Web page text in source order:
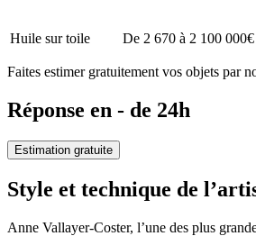
Huile sur toile De 2 670 à 2 100 000€
Faites estimer gratuitement vos objets par
Réponse en - de 24h
Estimation gratuite
Style et technique de
Anne Vallayer-Coster, l’une des plus